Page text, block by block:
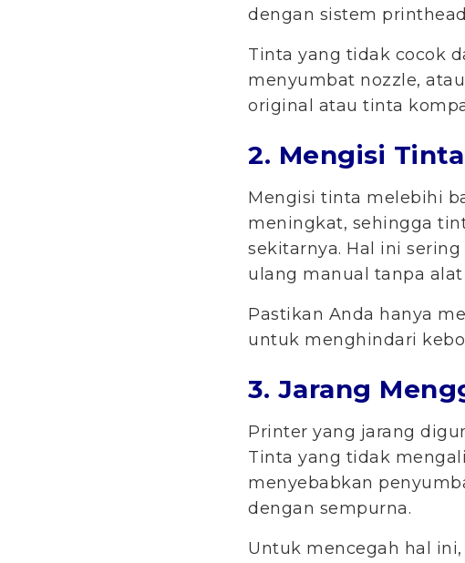
dengan sistem
Tinta yang tidak cocok
menyumbat nozzle,
original atau tinta
2. Mengisi
Mengisi tinta melebihi
meningkat, sehingga
sekitarnya. Hal ini
ulang manual tanpa
Pastikan Anda hanya
untuk menghindari
3. Jarang
Printer yang jarang
Tinta yang tidak
menyebabkan
dengan sempurna.
Untuk mencegah hal